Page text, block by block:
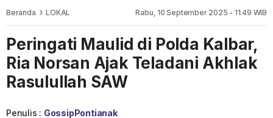
Beranda LOKAL Rabu, 10 September 2025 - 11:49 WIB
Peringati Maulid di Polda Kalbar,
Ria Norsan Ajak Teladani Akhlak
Rasulullah SAW
Penulis : GossipPontianak